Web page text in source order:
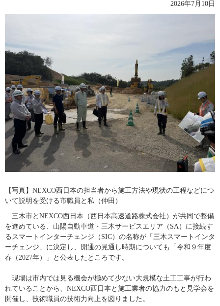
2026年7月10日
​【写真】NEXCO西日本の担当者から施工方法や現状の工程などにつ
いて説明を受ける市職員と私（仲田）
三木市とNEXCO西日本（西日本高速道路株式会社）が共同で整備
を進めている、山陽自動車道・三木サービスエリア（SA）に接続す
るスマートインターチェンジ（SIC）の名称が「三木スマートインタ
ーチェンジ」に決定し、開通の見通し時期についても「令和９年度
春（2027年）」と公表したところです。
現場は市内では見る機会が極めて少ない大規模な土工工事が行わ
れていることから、NEXCO西日本と施工業者の協力のもと見学会を
開催し、技術職員の技術力向上を図りました。